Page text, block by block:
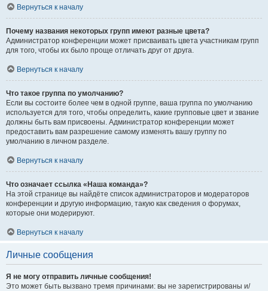
Вернуться к началу
Почему названия некоторых групп имеют разные цвета?
Администратор конференции может присваивать цвета участникам групп
для того, чтобы их было проще отличать друг от друга.
Вернуться к началу
Что такое группа по умолчанию?
Если вы состоите более чем в одной группе, ваша группа по умолчанию
используется для того, чтобы определить, какие групповые цвет и звание
должны быть вам присвоены. Администратор конференции может
предоставить вам разрешение самому изменять вашу группу по
умолчанию в личном разделе.
Вернуться к началу
Что означает ссылка «Наша команда»?
На этой странице вы найдёте список администраторов и модераторов
конференции и другую информацию, такую как сведения о форумах,
которые они модерируют.
Вернуться к началу
Личные сообщения
Я не могу отправить личные сообщения!
Это может быть вызвано тремя причинами: вы не зарегистрированы и/